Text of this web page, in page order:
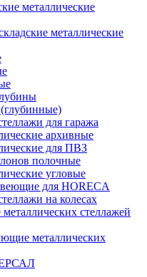
металлические
металлические
для гаража
архивные
для ПВЗ
полочные
угловые
для HORECA
на колесах
стеллажей
металлических